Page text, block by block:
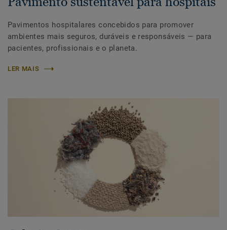
Pavimentos hospitalares concebidos para promover
ambientes mais seguros, duráveis e responsáveis — para
pacientes, profissionais e o planeta.
LER MAIS